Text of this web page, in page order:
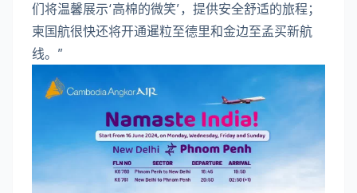
们将温馨展示‘高棉的微笑’，提供安全舒适的旅程；
柬国航很快还将开通暹粒至德里和金边至孟买新航
线。”